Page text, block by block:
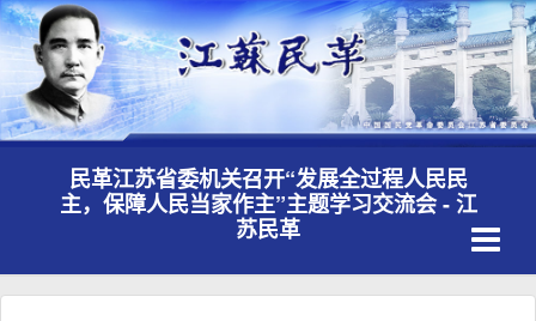
民革江苏省委机关召开“发展全过程人民民
主，保障人民当家作主”主题学习交流会 - 江
苏民革
Toggle